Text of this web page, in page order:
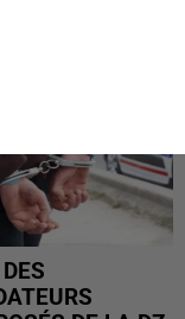
VUS
DES